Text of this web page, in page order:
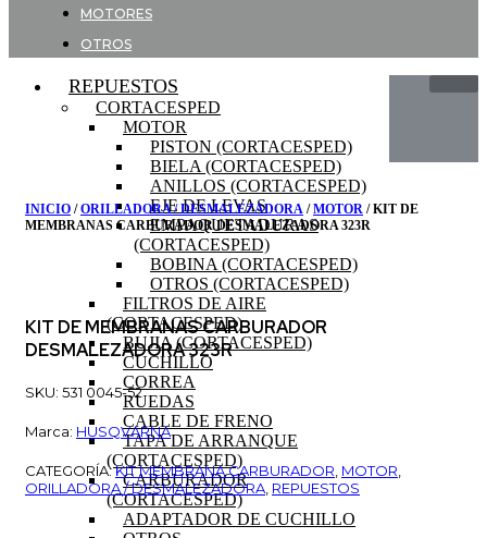
MOTORES
OTROS
REPUESTOS
CORTACESPED
MOTOR
PISTON (CORTACESPED)
BIELA (CORTACESPED)
ANILLOS (CORTACESPED)
EJE DE LEVAS
EMPAQUETADURAS
(CORTACESPED)
BOBINA (CORTACESPED)
OTROS (CORTACESPED)
FILTROS DE AIRE
(CORTACESPED)
BUJIA (CORTACESPED)
CUCHILLO
CORREA
RUEDAS
CABLE DE FRENO
TAPA DE ARRANQUE
(CORTACESPED)
CARBURADOR
(CORTACESPED)
ADAPTADOR DE CUCHILLO
INICIO /ORILLADORA / DESMALEZADORA /MOTOR / KIT DE
MEMBRANAS CARBURADOR DESMALEZADORA 323R
KIT DE MEMBRANAS CARBURADOR
DESMALEZADORA 323R
SKU: 531 0045-52
Marca: HUSQVARNA
CATEGORÍA:KIT MEMBRANA CARBURADOR MOTOR
ORILLADORA / DESMALEZADORA REPUESTOS